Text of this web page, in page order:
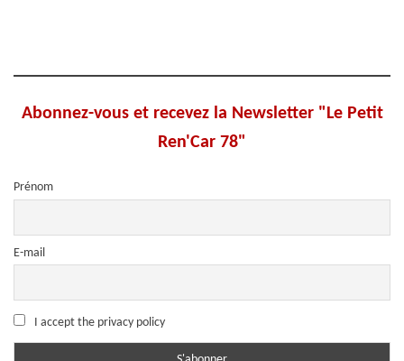
Abonnez-vous et recevez la Newsletter "Le Petit
Ren'Car 78"
Prénom
E-mail
I accept the privacy policy